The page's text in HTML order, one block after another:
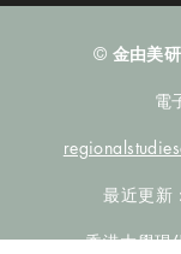
© 金由美
電
最近更新
香港大學現